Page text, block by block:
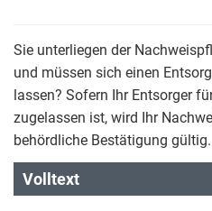
Sie unterliegen der
und müssen sich einen
lassen? Sofern Ihr Entsorger
zugelassen ist, wird Ihr
behördliche Bestätigung gültig.
Volltext